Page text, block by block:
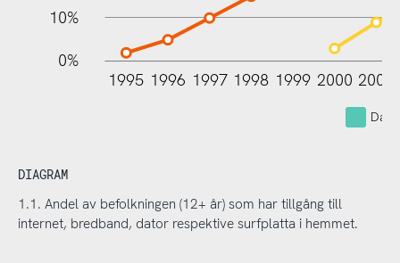
10%
0%
1995 1996 1997 1998 1999 2000 2001
DIAGRAM
1.1. Andel av befolkningen (12+ år) som har tillgång till
internet, bredband, dator respektive surfplatta i hemmet.